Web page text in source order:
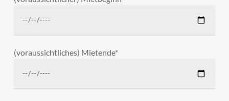
(voraussichtliches) Mietende*